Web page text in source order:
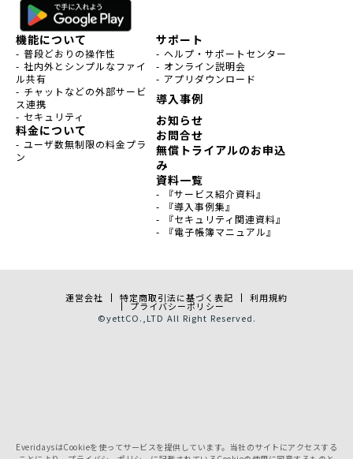
機能について
- 普段どおりの操作性
- 社内外とシンプルなファイ
ル共有
- チャットなどの外部サービ
ス連携
- セキュリティ
料金について
- ユーザ数無制限の料金プラ
ン
サポート
- ヘルプ・サポートセンター
- オンライン説明会
- アプリダウンロード
導入事例
お知らせ
お問合せ
無償トライアルのお申込
み
資料一覧
- 『サービス紹介資料』
- 『導入事例集』
- 『セキュリティ関連資料』
- 『電子帳簿マニュアル』
運営会社 特定商取引法に基づく表記 利用規約
プライバシーポリシー
©yettCO.,LTD All Right Reserved.
EveridaysはCookieを使ってサービスを提供しています。当社のサイトにアクセスする